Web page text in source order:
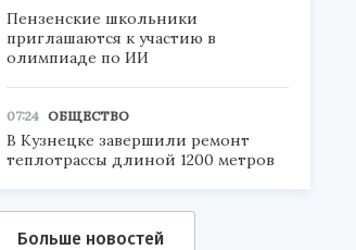
Пензенские школьники
приглашаются к участию в
олимпиаде по ИИ
07:24 ОБЩЕСТВО
В Кузнецке завершили ремонт
теплотрассы длиной 1200 метров
Больше новостей